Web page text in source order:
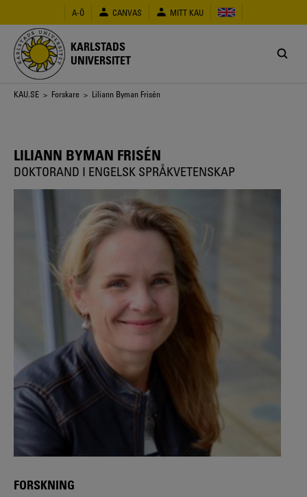
huvudinnehåll
A-Ö CANVAS MITT KAU
KARLSTADS
UNIVERSITET
Länkstig
KAU.SE > Forskare > Liliann Byman Frisén
LILIANN BYMAN FRISÉN
DOKTORAND I ENGELSK SPRÅKVETENSKAP
FORSKNING